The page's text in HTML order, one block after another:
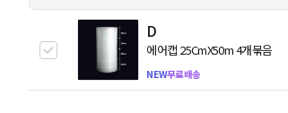
D
에어캡 25CmX50m 4개묶음
NEW무료배송